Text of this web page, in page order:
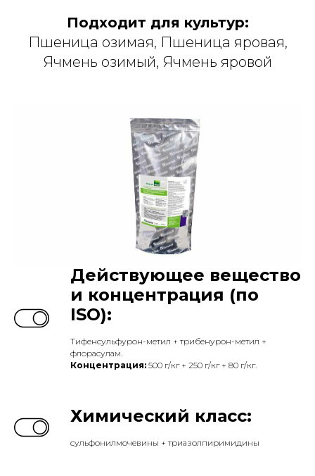
Подходит для культур:
Пшеница озимая, Пшеница яровая,
Ячмень озимый, Ячмень яровой
Действующее вещество
и концентрация (по
ISO):
Тифенсульфурон-метил + трибенурон-метил +
флорасулам.
Концентрация: 500 г/кг + 250 г/кг + 80 г/кг.
Химический класс:
сульфонилмочевины + триазолпиримидины